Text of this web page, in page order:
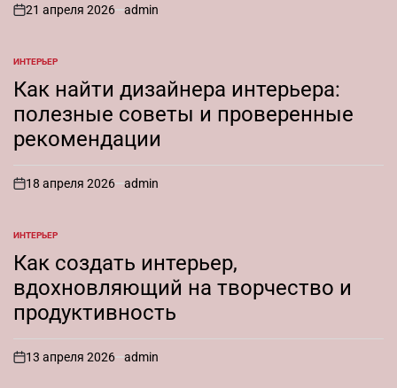
on
21 апреля 2026 admin
ОПУБЛИКОВАНО
В
ИНТЕРЬЕР
Как найти дизайнера интерьера:
полезные советы и проверенные
рекомендации
on
18 апреля 2026 admin
ОПУБЛИКОВАНО
В
ИНТЕРЬЕР
Как создать интерьер,
вдохновляющий на творчество и
продуктивность
on
13 апреля 2026 admin